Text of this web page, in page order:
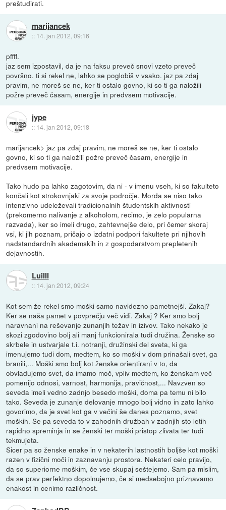
preštudirati.
marijancek
:: 14. jan 2012, 09:16
pffff.
jaz sem izpostavil, da je na faksu preveč snovi vzeto preveč
površno. ti si rekel ne, lahko se poglobiš v vsako. jaz pa zdaj
pravim, ne moreš se ne, ker ti ostalo govno, ki so ti ga naložili
požre preveč časam, energije in predvsem motivacije.
jype
:: 14. jan 2012, 09:18
marijancek> jaz pa zdaj pravim, ne moreš se ne, ker ti ostalo
govno, ki so ti ga naložili požre preveč časam, energije in
predvsem motivacije.
Tako hudo pa lahko zagotovim, da ni - v imenu vseh, ki so fakulteto
končali kot strokovnjaki za svoje področje. Morda se niso tako
intenzivno udeleževali tradicionalnih študentskih aktivnosti
(prekomerno nalivanje z alkoholom, recimo, je zelo popularna
razvada), ker so imeli drugo, zahtevnejše delo, pri čemer skoraj
vsi, ki jih poznam, pričajo o izdatni podpori fakultete pri njihovih
nadstandardnih akademskih in z gospodarstvom prepletenih
dejavnostih.
LuiIII
:: 14. jan 2012, 09:24
Kot sem že rekel smo moški samo navidezno pametnejši. Zakaj?
Ker se naša pamet v povprečju več vidi. Zakaj ? Ker smo bolj
naravnani na reševanje zunanjih težav in izivov. Tako nekako je
skozi zgodovino bolj ali manj funkcionirala tudi družina. Ženske so
skrbele in ustvarjale t.i. notranji, družinski del sveta, ki ga
imenujemo tudi dom, medtem, ko so moški v dom prinašali svet, ga
branili,... Moški smo bolj kot ženske orientirani v to, da
obvladujemo svet, da imamo moč, vpliv medtem, ko ženskam več
pomenijo odnosi, varnost, harmonija, pravičnost,... Navzven so
seveda imeli vedno zadnjo besedo moški, doma pa temu ni bilo
tako. Seveda je zunanje delovanje mnogo bolj vidno in zato lahko
govorimo, da je svet kot ga v večini še danes poznamo, svet
moških. Se pa seveda to v zahodnih družbah v zadnjih sto letih
rapidno spreminja in se ženski ter moški pristop zlivata ter tudi
tekmujeta.
Sicer pa so ženske enake in v nekaterih lastnostih boljše kot moški
razen v fizični moči in zaznavanju prostora. Nekateri celo pravijo,
da so superiorne moškim, če vse skupaj seštejemo. Sam pa mislim,
da se prav perfektno dopolnujemo, če si medsebojno priznavamo
enakost in cenimo različnost.